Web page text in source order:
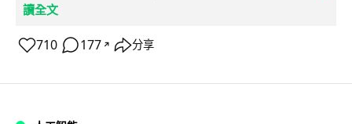
讀全文
710 177 ↗ 分享